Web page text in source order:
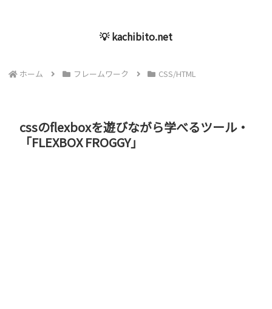
💡 kachibito.net
ホーム フレームワーク CSS/HTML
cssのflexboxを遊びながら学べるツール・
「FLEXBOX FROGGY」